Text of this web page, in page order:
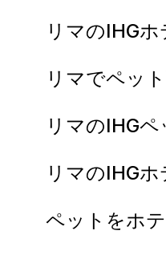
リマのIHG
リマでペッ
リマのIHG
リマのIHG
ペットをホ